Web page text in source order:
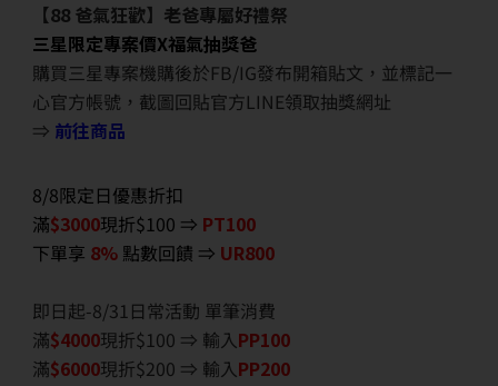
【88 爸氣狂歡】老爸專屬好禮祭
三星限定專案價X福氣抽獎爸
購買三星專案機購後於FB/IG發布開箱貼文，並標記一
心官方帳號，截圖回貼官方LINE領取抽獎網址
⇒ 前往商品
8/8限定日優惠折扣
滿$3000現折$100 ⇒ PT100
下單享 8% 點數回饋 ⇒ UR800
即日起-8/31日常活動 單筆消費
滿$4000現折$100 ⇒ 輸入PP100
滿$6000現折$200 ⇒ 輸入PP200